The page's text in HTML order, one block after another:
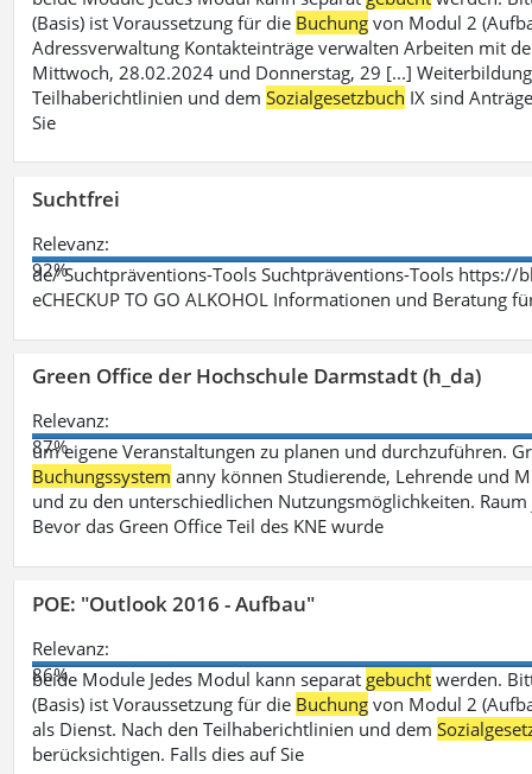
(Basis) ist Voraussetzung für die Buchung von Modul 2
Adressverwaltung Kontakteinträge verwalten Arbeiten mit
Mittwoch, 28.02.2024 und Donnerstag, 29 [...]
Teilhaberichtlinien und demSozialgesetzbuch IX sind
Sie
Suchtfrei
Relevanz:
92%
de/ Suchtpräventions-Tools Suchtpräventions-Tools
eCHECKUP TO GO ALKOHOL Informationen und Beratung
Green Office der Hochschule Darmstadt (h_da)
Relevanz:
87%
um eigene Veranstaltungen zu planen und durchzuführen.
Buchungssystem anny können Studierende, Lehrende und
und zu den unterschiedlichen Nutzungsmöglichkeiten.
Bevor das Green Office Teil des KNE wurde
POE: "Outlook 2016 - Aufbau"
Relevanz:
86%
beide Module Jedes Modul kann separat gebucht werden.
(Basis) ist Voraussetzung für die Buchung von Modul 2
als Dienst. Nach den Teilhaberichtlinien und dem
berücksichtigen. Falls dies auf Sie